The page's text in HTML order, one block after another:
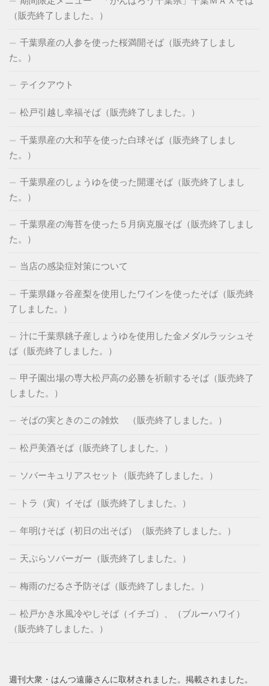
（販売終了しました。）
千葉県産の人参を使った桜満開そば（販売終了しまし
た。）
テイクアウト
松戸引越し幸福そば（販売終了しました。）
千葉県産の大和芋を使った白球そば（販売終了しまし
た。）
千葉県産のしょうゆを使った開運そば（販売終了しまし
た。）
千葉県産の海苔を使った５月病克服そば（販売終了しまし
た。）
当店の感染症対策について
千葉県鎌ヶ谷産梨を使用したワインを使ったそば（販売終
了しました。）
汁に千葉県銚子産しょうゆを使用した金メダルラッシュそ
ば（販売終了しました。）
甲子園出場の専大松戸高の必勝を祈願するそば（販売終了
しました。）
そばの実ときのこの雑炊 （販売終了しました。）
松戸美酒そば（販売終了しました。）
ソバーキュリアスセット（販売終了しました。）
トラ（寅）イそば（販売終了しました。）
年明けそば（初日の出そば）（販売終了しました。）
天ぷらソバーガー（販売終了しました。）
梅雨のだるさ予防そば（販売終了しました。）
松戸かき氷風冷やしそば（イチゴ）、（ブルーハワイ）
（販売終了しました。）
週刊大衆・はんつ遠藤さんに取材されました。掲載されました。